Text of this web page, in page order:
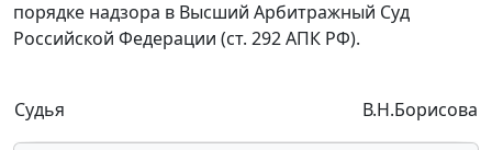
порядке надзора в Высший Арбитражный Суд
Российской Федерации (ст. 292АПК РФ).
Судья В.Н.Борисова